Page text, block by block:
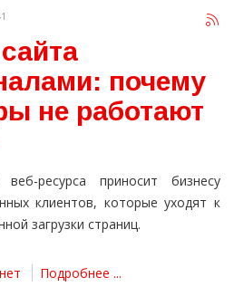
почему
не работают
ресурса приносит бизнесу
клиентов, которые уходят к
загрузки страниц.
Подробнее ...